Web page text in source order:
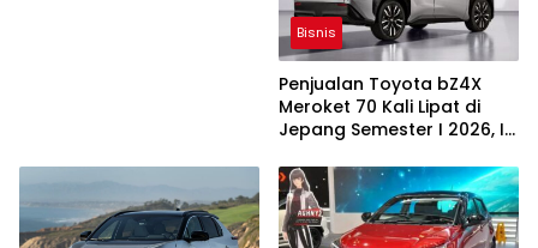
Bisnis
Penjualan Toyota bZ4X
Meroket 70 Kali Lipat di
Jepang Semester I 2026, Ini